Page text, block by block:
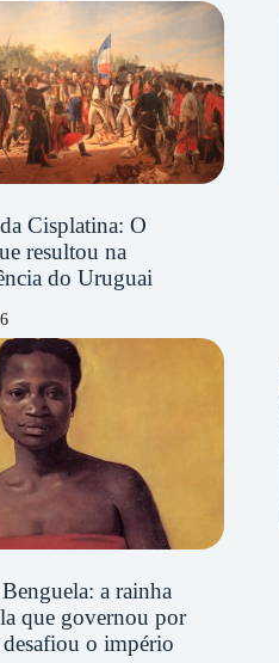
Cisplatina: O
resultou na
do Uruguai
a rainha
que governou por
desafiou o império